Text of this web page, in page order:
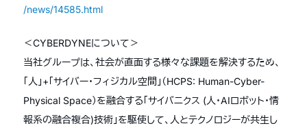
/news/14585.html
＜CYBERDYNEについて＞
当社グループは、社会が直面する様々な課題を解決するため、
「人」+「サイバー・フィジカル空間」（HCPS: Human-Cyber-
Physical Space）を融合する「サイバニクス (人・AIロボット・情
報系の融合複合)技術」を駆使して、人とテクノロジーが共生し